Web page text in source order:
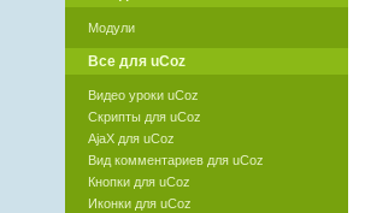
Модули
Все для uCoz
Видео уроки uCoz
Скрипты для uCoz
AjaX для uCoz
Вид комментариев для uCoz
Кнопки для uCoz
Иконки для uCoz